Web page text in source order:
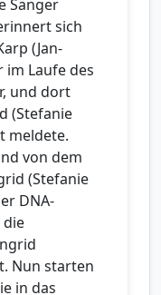
Sänger
sich
(Jan-
im Laufe des
und dort
(Stefanie
meldete.
von dem
(Stefanie
DNA-
die
Nun starten
in das